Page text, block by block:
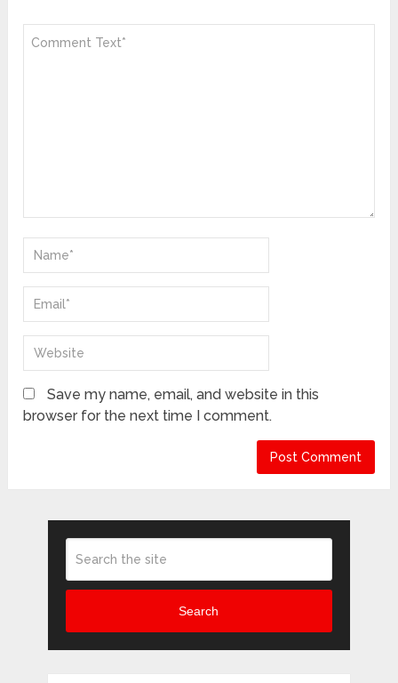
Save my name, email, and website in this
browser for the next time I comment.
Search